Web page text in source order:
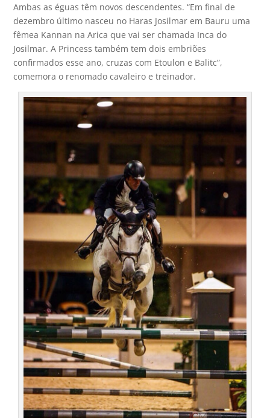
Ambas as éguas têm novos descendentes. “Em final de
dezembro último nasceu no Haras Josilmar em Bauru uma
fêmea Kannan na Arica que vai ser chamada Inca do
Josilmar. A Princess também tem dois embriões
confirmados esse ano, cruzas com Etoulon e Balitc”,
comemora o renomado cavaleiro e treinador.